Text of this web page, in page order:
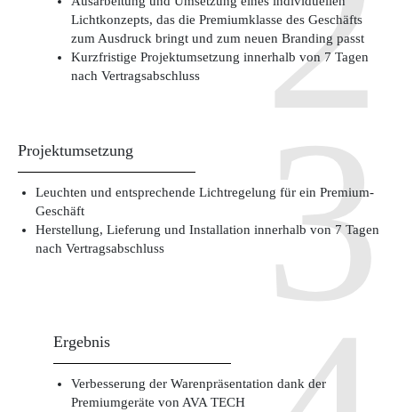
Lichtkonzepts, das die Premiumklasse des Geschäfts
zum Ausdruck bringt und zum neuen Branding passt
Kurzfristige Projektumsetzung innerhalb von 7 Tagen
nach Vertragsabschluss
Projektumsetzung
Leuchten und entsprechende Lichtregelung für ein Premium-
Geschäft
Herstellung, Lieferung und Installation innerhalb von 7 Tagen
nach Vertragsabschluss
Ergebnis
Verbesserung der Warenpräsentation dank der
Premiumgeräte von AVA TECH